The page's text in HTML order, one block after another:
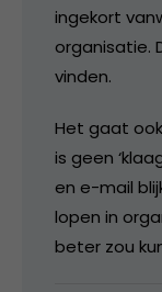
ingekort
organisatie.
vinden.
Het gaat
is geen
en e-mail
lopen in
beter zou